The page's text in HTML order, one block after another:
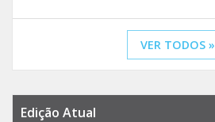
VER TODOS »
Edição Atual